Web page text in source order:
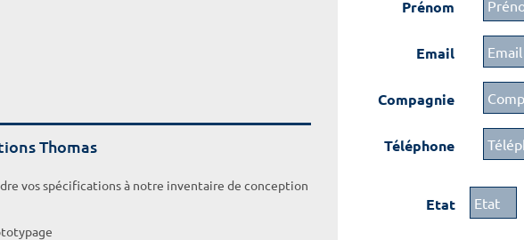
Thomas
vos spécifications à notre inventaire de conception
Prénom
Email
Compagnie
Téléphone
Etat